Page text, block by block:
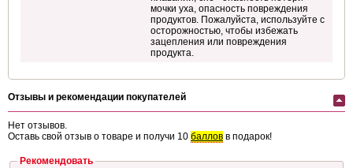
мочки уха, опасность повреждения
продуктов. Пожалуйста, используйте с
осторожностью, чтобы избежать
зацепления или повреждения
продукта.
Отзывы и рекомендации покупателей
Нет отзывов.
Оставь свой отзыв о товаре и получи 10 баллов в подарок!
Рекомендовать